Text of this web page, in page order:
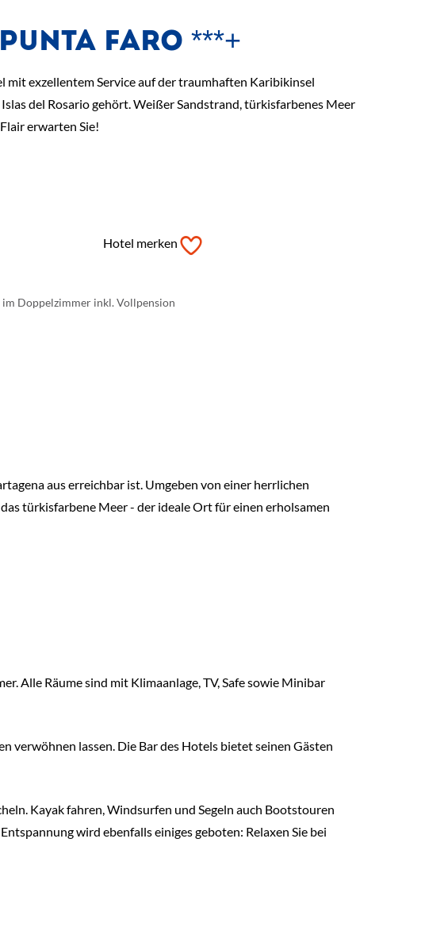
FARO ***+
mit exzellentem Service auf der traumhaften Karibikinsel
del Rosario gehört. Weißer Sandstrand, türkisfarbenes Meer
erwarten Sie!
Hotel merken
Doppelzimmer inkl. Vollpension
aus erreichbar ist. Umgeben von einer herrlichen
türkisfarbene Meer - der ideale Ort für einen erholsamen
Alle Räume sind mit Klimaanlage, TV, Safe sowie Minibar
verwöhnen lassen. Die Bar des Hotels bietet seinen Gästen
Kayak fahren, Windsurfen und Segeln auch Bootstouren
wird ebenfalls einiges geboten: Relaxen Sie bei